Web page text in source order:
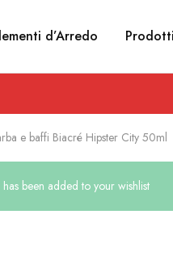
d’Arredo
e baffi Biacré Hipster City 50ml
been added to your wishlist